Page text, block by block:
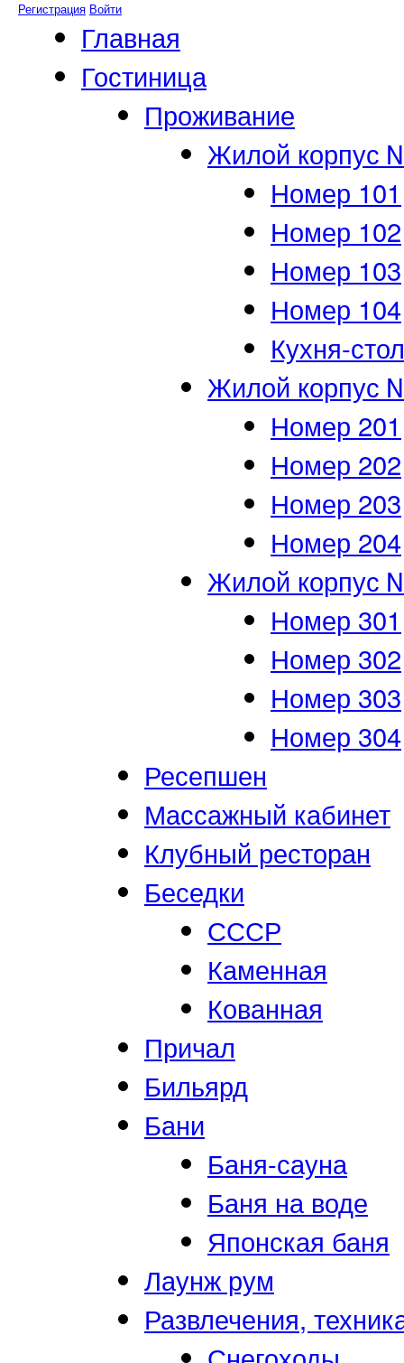
Регистрация Войти
Главная
Гостиница
Проживание
Жилой корпус
Номер 101
Номер 102
Номер 103
Номер 104
Кухня-
Жилой корпус
Номер 201
Номер 202
Номер 203
Номер 204
Жилой корпус
Номер 301
Номер 302
Номер 303
Номер 304
Ресепшен
Массажный кабинет
Клубный ресторан
Беседки
СССР
Каменная
Кованная
Причал
Бильярд
Бани
Баня-сауна
Баня на воде
Японская баня
Лаунж рум
Развлечения,